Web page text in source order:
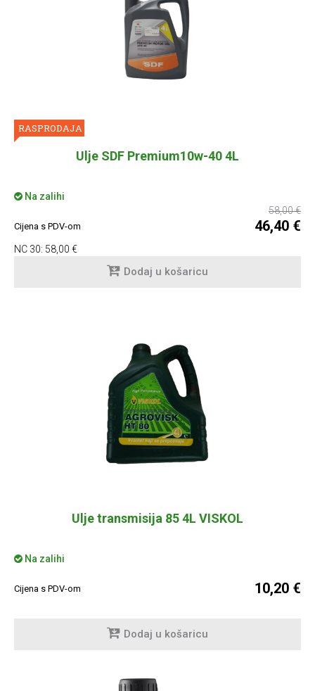
RASPRODAJA
Ulje SDF Premium10w-40 4L
Na zalihi
58,00 €
Cijena s PDV-om 46,40 €
NC 30: 58,00 €
Dodaj u košaricu
Ulje transmisija 85 4L VISKOL
Na zalihi
Cijena s PDV-om 10,20 €
Dodaj u košaricu